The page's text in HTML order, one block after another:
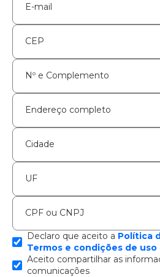
E-mail
CEP
Nº e Complemento
Endereço completo
Cidade
UF
CPF ou CNPJ
Declaro que aceito a Política
Termos e condições de uso
Aceito compartilhar as
comunicações